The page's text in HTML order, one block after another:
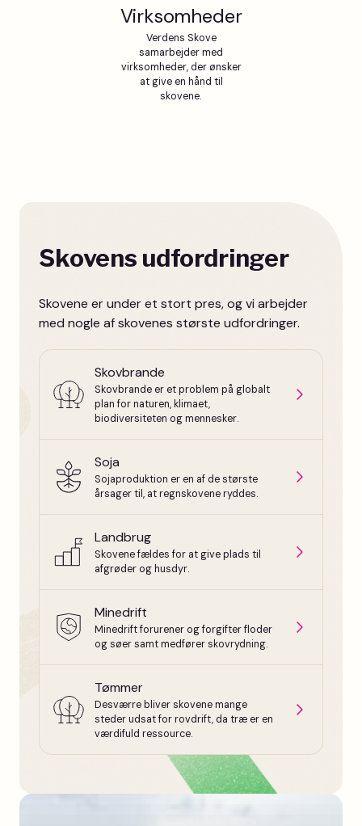
Virksomheder
Verdens Skove
samarbejder med
virksomheder, der ønsker
at give en hånd til
skovene.
Skovens udfordringer
Skovene er under et stort pres, og vi arbejder
med nogle af skovenes største udfordringer.
Skovbrande
Skovbrande er et problem på globalt
plan for naturen, klimaet,
biodiversiteten og mennesker.
Soja
Sojaproduktion er en af de største
årsager til, at regnskovene ryddes.
Landbrug
Skovene fældes for at give plads til
afgrøder og husdyr.
Minedrift
Minedrift forurener og forgifter floder
og søer samt medfører skovrydning.
Tømmer
Desværre bliver skovene mange
steder udsat for rovdrift, da træ er en
værdifuld ressource.